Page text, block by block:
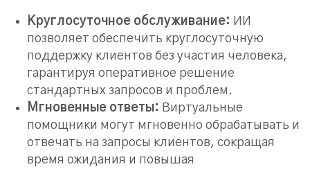
Круглосуточное обслуживание: ИИ
позволяет обеспечить круглосуточную
поддержку клиентов без участия человека,
гарантируя оперативное решение
стандартных запросов и проблем.
Мгновенные ответы: Виртуальные
помощники могут мгновенно обрабатывать и
отвечать на запросы клиентов, сокращая
время ожидания и повышая